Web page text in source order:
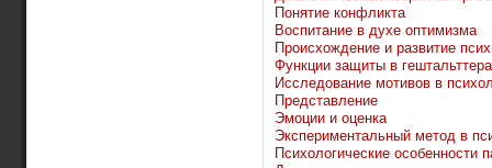
Понятие конфликта
Воспитание в духе оптимизма
Происхождение и развитие
Функции защиты в
Исследование мотивов в
Представление
Эмоции и оценка
Экспериментальный метод в
Психологические особенности